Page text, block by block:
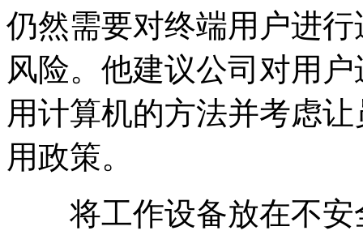
仍然需要对终端用户进
风险。他建议公司对用
用计算机的方法并考虑
用政策。
将工作设备放在不安